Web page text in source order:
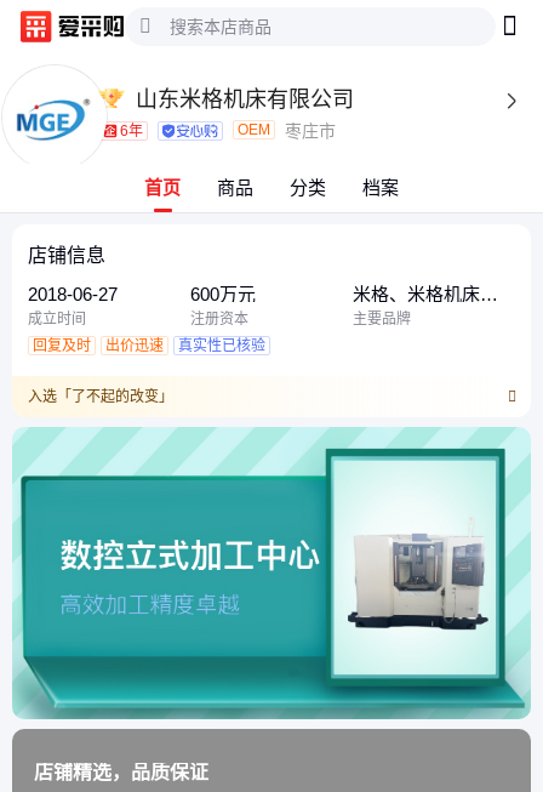
山东米格机床有限公司 
6年 OEM 枣庄市
首页 商品 分类 档案
店铺信息
2018-06-27
成立时间
600万元
注册资本
米格、米格机床、
MGE
主要品牌
回复及时
出价迅速 真实性已核验
入选「了不起的改变」
店铺精选，品质保证